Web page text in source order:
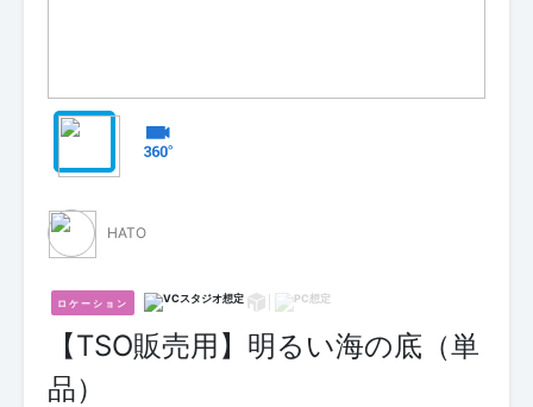
HATO
ロケーション
【TSO販売用】明るい海の底（単
品）